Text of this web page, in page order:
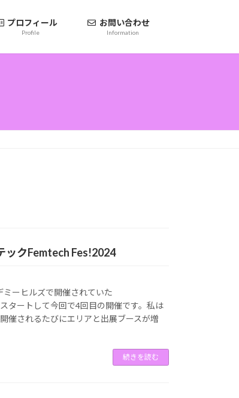
プロフィール
Profile
お問い合わせ
Information
ックFemtech Fes!2024
ーヒルズで開催されていた
タートして今回で4回目の開催です。私は
催されるたびにエリアと出展ブースが増
続きを読む